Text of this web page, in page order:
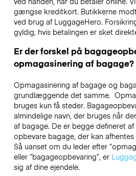
gængse kreditkort. Butikkerne
ved brug af LuggageHero.
gyldig, hvis betalingen er sket
Er der forskel på
opmagasinering af bagage?
Opmagasinering af bagage og
grundlæggende det samme.
bruges kun få steder.
almindelige navn, der bruges når
af bagage. De er begge defineret
opbevare bagage, der kan
Så uanset om du leder efter
eller “bagageopbevaring”, er
sig af dine ejendele.